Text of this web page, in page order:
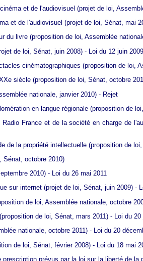
et de l'audiovisuel (projet de loi,
et de l'audiovisuel (projet de loi, Sénat, mai
du livre(proposition de loi, Assemblée
de loi, Sénat, juin 2008) - Loi du 12 juin 2009
cinématographiques (proposition de loi,
siècle(proposition de loi, Sénat, octobre
nationale, janvier 2010) - Rejet
en langue régionale(proposition de
France et de la société en charge de
de la propriété intellectuelle(proposition de
octobre 2010)
2010) - Loi du 26 mai 2011
sur internet(projet de loi, Sénat, juin 2009) -
de loi, Assemblée nationale, octobre
de loi, Sénat, mars 2011) - Loi du 20
nationale, octobre 2011) - Loi du 20
de loi, Sénat, février 2008) - Loi du 18 mai
prévus par la loi sur la liberté de la